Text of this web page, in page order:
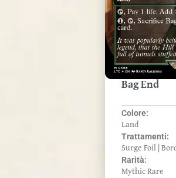
Bag End
Colore:
Land
Trattamenti:
Surge Foil |
Rarità:
Mythic Rare